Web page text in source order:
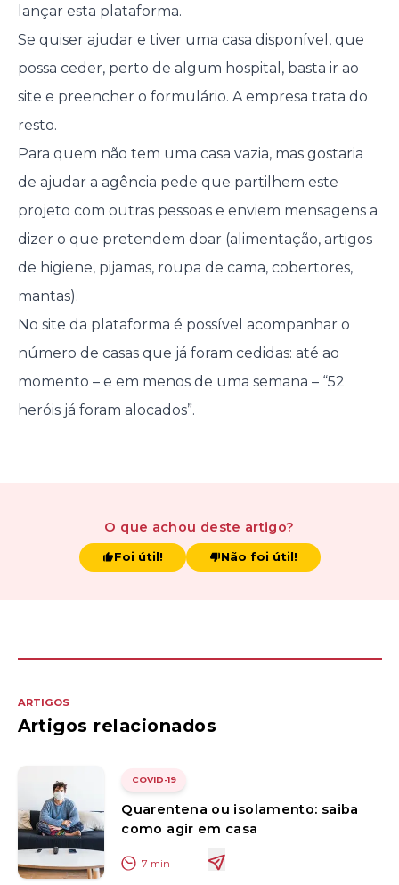
lançar esta plataforma.
Se quiser ajudar e tiver uma casa disponível, que
possa ceder, perto de algum hospital, basta ir ao
site e preencher o formulário. A empresa trata do
resto.
Para quem não tem uma casa vazia, mas gostaria
de ajudar a agência pede que partilhem este
projeto com outras pessoas e enviem mensagens a
dizer o que pretendem doar (alimentação, artigos
de higiene, pijamas, roupa de cama, cobertores,
mantas).
No site da plataforma é possível acompanhar o
número de casas que já foram cedidas: até ao
momento – e em menos de uma semana – “52
heróis já foram alocados”.
O que achou deste artigo?
Foi útil! Não foi útil!
ARTIGOS
Artigos relacionados
COVID-19
Quarentena ou isolamento: saiba
como agir em casa
7 min